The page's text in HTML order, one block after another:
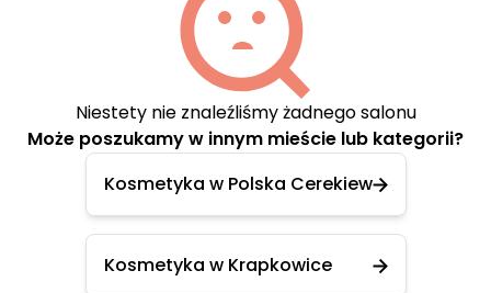
Niestety nie znaleźliśmy żadnego salonu
Może poszukamy w innym mieście lub kategorii?
Kosmetyka w Polska Cerekiew
Kosmetyka w Krapkowice